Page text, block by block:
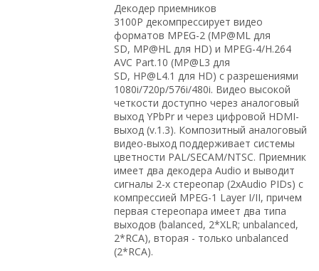
Декодер приемников
3100P декомпрессирует видео
форматов MPEG-2 (MP@ML для
SD, MP@HL для HD) и MPEG-4/H.264
AVC Part.10 (MP@L3 для
SD, HP@L4.1 для HD) с разрешениями
1080i/720p/576i/480i. Видео высокой
четкости доступно через аналоговый
выход YPbPr и через цифровой HDMI-
выход (v.1.3). Композитный аналоговый
видео-выход поддерживает системы
цветности PAL/SECAM/NTSC. Приемник
имеет два декодера Audio и выводит
сигналы 2-х стереопар (2xAudio PIDs) с
компрессией MPEG-1 Layer I/II, причем
первая стереопара имеет два типа
выходов (balanced, 2*XLR; unbalanced,
2*RCA), вторая - только unbalanced
(2*RCA).